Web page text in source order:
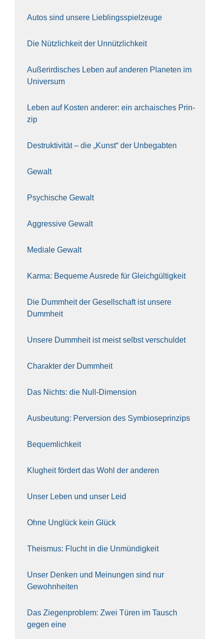
Autos sind unse­re Lieb­lings­spiel­zeu­ge
Die Nütz­lich­keit der Unnütz­lich­keit
Außer­ir­di­sches Leben auf ande­ren Pla­ne­ten im
Uni­ver­sum
Leben auf Kos­ten ande­rer: ein archai­sches Prin­
zip
Destruk­ti­vi­tät – die „Kunst“ der Unbe­gab­ten
Gewalt
Psy­chi­sche Gewalt
Aggres­si­ve Gewalt
Media­le Gewalt
Kar­ma: Beque­me Aus­re­de für Gleich­gül­tig­keit
Die Dumm­heit der Gesell­schaft ist unse­re
Dumm­heit
Unse­re Dumm­heit ist meist selbst ver­schul­det
Cha­rak­ter der Dumm­heit
Das Nichts: die Null-Dimen­si­on
Aus­beu­tung: Per­ver­si­on des Sym­bio­se­prin­zips
Bequem­lich­keit
Klug­heit för­dert das Wohl der ande­ren
Unser Leben und unser Leid
Ohne Unglück kein Glück
The­is­mus: Flucht in die Unmün­dig­keit
Unser Den­ken und Mei­nun­gen sind nur
Gewohn­hei­ten
Das Zie­gen­pro­blem: Zwei Türen im Tausch
gegen eine